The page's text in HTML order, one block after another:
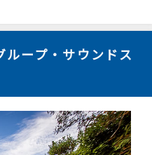
ループ・サウンドス